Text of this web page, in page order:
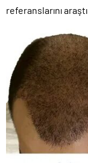
referanslarını